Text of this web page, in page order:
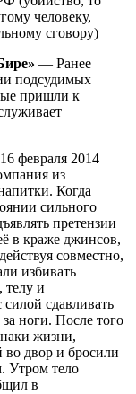
человеку,
сговору)
— Ранее
подсудимых
пришли к
февраля 2014
из
Когда
сильного
претензии
в краже джинсов,
совместно,
избивать
телу и
сдавливать
ноги. После того
жизни,
двор и бросили
Утром тело
в